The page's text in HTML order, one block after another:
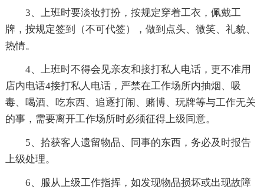
3、上班时要淡妆打扮，按规定穿着工衣，佩戴工
牌，按规定签到（不可代签），做到点头、微笑、礼貌、
热情。
4、上班时不得会见亲友和接打私人电话，更不准用
店内电话4接打私人电话，严禁在工作场所内抽烟、吸
毒、喝酒、吃东西、追逐打闹、赌博、玩牌等与工作无关
的事，需要离开工作场所时必须征得上级同意。
5、拾获客人遗留物品、同事的东西，务必及时报告
上级处理。
6、服从上级工作指挥，如发现物品损坏或出现故障